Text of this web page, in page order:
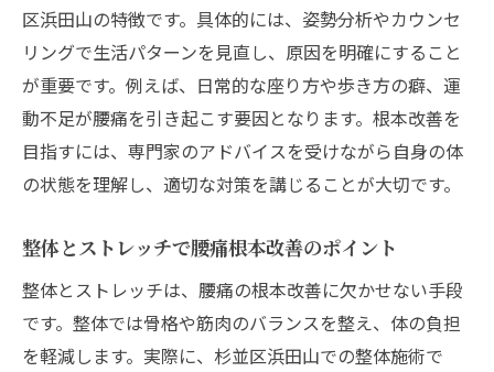
区浜田山の特徴です。具体的には、姿勢分析やカウンセ
リングで生活パターンを見直し、原因を明確にすること
が重要です。例えば、日常的な座り方や歩き方の癖、運
動不足が腰痛を引き起こす要因となります。根本改善を
目指すには、専門家のアドバイスを受けながら自身の体
の状態を理解し、適切な対策を講じることが大切です。
整体とストレッチで腰痛根本改善のポイント
整体とストレッチは、腰痛の根本改善に欠かせない手段
です。整体では骨格や筋肉のバランスを整え、体の負担
を軽減します。実際に、杉並区浜田山での整体施術で